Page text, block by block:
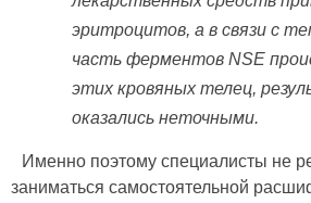
эритроцитов, а в связи с
часть ферментов NSE
этих кровяных телец,
оказались неточными.
Именно поэтому специалисты не
заниматься самостоятельной